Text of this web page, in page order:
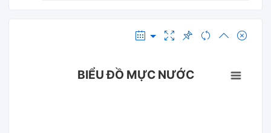
BIỂU ĐỒ MỰC NƯỚC